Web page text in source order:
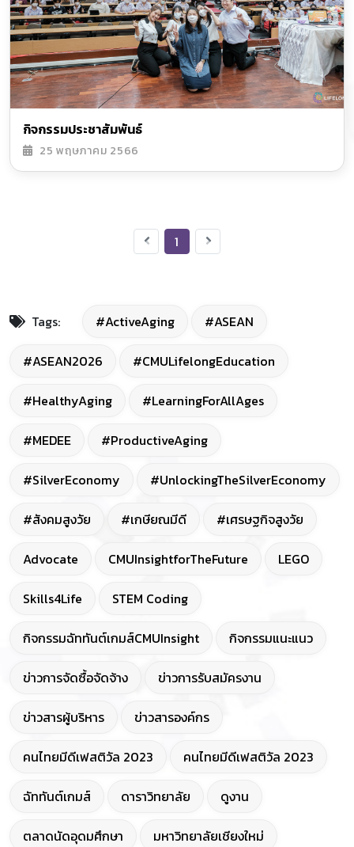
กิจกรรมประชาสัมพันธ์
25 พฤษภาคม 2566
1
Tags: #ActiveAging #ASEAN
#ASEAN2026 #CMULifelongEducation
#HealthyAging #LearningForAllAges
#MEDEE #ProductiveAging
#SilverEconomy #UnlockingTheSilverEconomy
#สังคมสูงวัย #เกษียณมีดี #เศรษฐกิจสูงวัย
Advocate CMUInsightforTheFuture LEGO
Skills4Life STEM Coding
กิจกรรมฉัททันต์เกมส์CMUInsight กิจกรรมแนะแนว
ข่าวการจัดซื้อจัดจ้าง ข่าวการรับสมัครงาน
ข่าวสารผู้บริหาร ข่าวสารองค์กร
คนไทยมีดีเฟสติวัล 2023 คนไทยมีดีเฟสติวัล 2023
ฉัททันต์เกมส์ ดาราวิทยาลัย ดูงาน
ตลาดนัดอุดมศึกษา มหาวิทยาลัยเชียงใหม่